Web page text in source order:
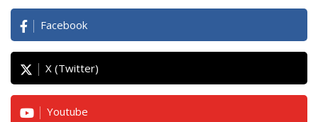
n Open Payments) โดยมีสถาบัน 72 แห่งให้คำมั่นว่าจะร่
วมกันพัฒนาเครือข่ายการชำระเงินระดับโลกที่เชื่อมถึงกันและ
สร้างคุณค่าร่วมกัน โดยยึดมั่นในหลักความเปิดกว้าง ประโยช
น์ร่วมกัน ความสอดคล้องกับมาตรฐาน ความมั่นคงปลอดภัย
และการกำกับดูแลอย่างรอบคอบ
Facebook
X (Twitter)
Youtube